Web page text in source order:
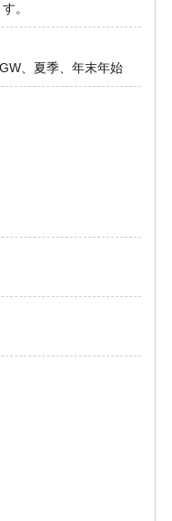
。
、夏季、年末年始